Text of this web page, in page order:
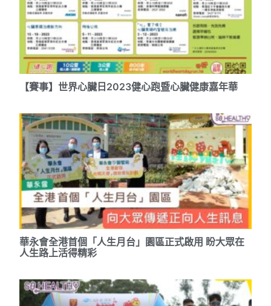
【賽事】世界心臟日2023健心跑暨心臟健康嘉年華
華永會全港首個「人生月台」園區正式啟用 盼大眾在
人生路上活得精彩